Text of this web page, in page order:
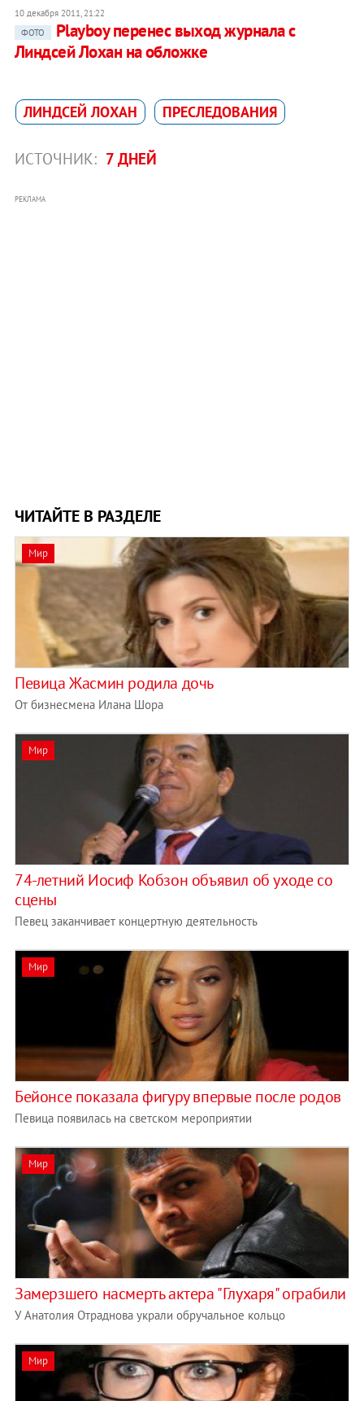
10 декабря 2011, 21:22
ФОТО
Playboy перенес выход журнала с
Линдсей Лохан на обложке
ЛИНДСЕЙ ЛОХАН ПРЕСЛЕДОВАНИЯ
ИСТОЧНИК: 7 ДНЕЙ
РЕКЛАМА
ЧИТАЙТЕ В РАЗДЕЛЕ
Мир
Певица Жасмин родила дочь
От бизнесмена Илана Шора
Мир
74-летний Иосиф Кобзон объявил об уходе со
сцены
Певец заканчивает концертную деятельность
Мир
Бейонсе показала фигуру впервые после родов
Певица появилась на светском мероприятии
Мир
Замерзшего насмерть актера "Глухаря" ограбили
У Анатолия Отраднова украли обручальное кольцо
Мир